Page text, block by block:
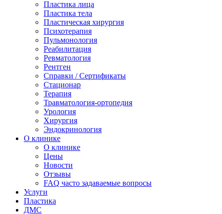
Пластика лица
Пластика тела
Пластическая хирургия
Психотерапия
Пульмонология
Реабилитация
Ревматология
Рентген
Справки / Сертификаты
Стационар
Терапия
Травматология-ортопедия
Урология
Хирургия
Эндокринология
О клинике
О клинике
Цены
Новости
Отзывы
FAQ часто задаваемые вопросы
Услуги
Пластика
ДМС